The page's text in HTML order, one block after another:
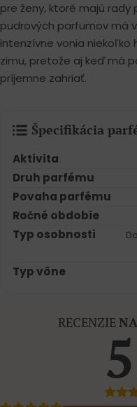
pre ženy, ktoré majú rady
pudrových parfumov má
intenzívne vonia niekoľko
zimu, pretože aj keď má
príjemne zahriať.
Špecifikácia
Aktivita
Druh parfému
Povaha parfému
Ročné obdobie
Typ osobnosti
Typ vône
RECENZIE